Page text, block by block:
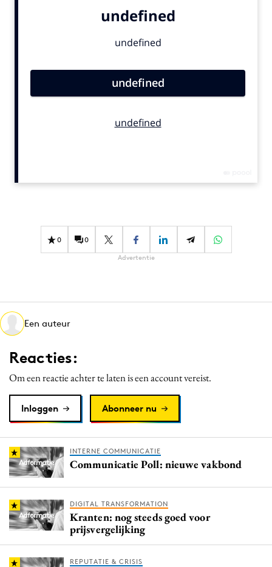
Influencer marketing
Merkstrategie
PR
Programmatic
Purpose Marketing
Reputatie & crisis
0 0
Advertentie
Een auteur
Reacties:
Om een reactie achter te laten is een account vereist.
Inloggen Abonneer nu
INTERNE COMMUNICATIE
Communicatie Poll: nieuwe vakbond
DIGITAL TRANSFORMATION
Kranten: nog steeds goed voor
prijsvergelijking
REPUTATIE & CRISIS